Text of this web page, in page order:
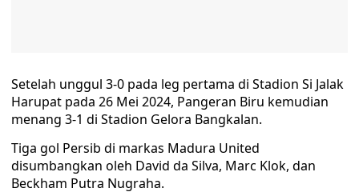
Setelah unggul 3-0 pada leg pertama di Stadion Si Jalak
Harupat pada 26 Mei 2024, Pangeran Biru kemudian
menang 3-1 di Stadion Gelora Bangkalan.
Tiga gol Persib di markas Madura United
disumbangkan oleh David da Silva, Marc Klok, dan
Beckham Putra Nugraha.